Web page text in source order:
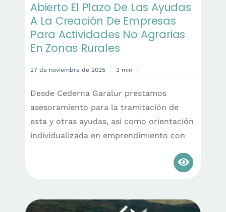
Abierto El Plazo De Las Ayudas
A La Creación De Empresas
Para Actividades No Agrarias
En Zonas Rurales
27 de noviembre de 2025 3 min
Desde Cederna Garalur prestamos
asesoramiento para la tramitación de
esta y otras ayudas, así como orientación
individualizada en emprendimiento con